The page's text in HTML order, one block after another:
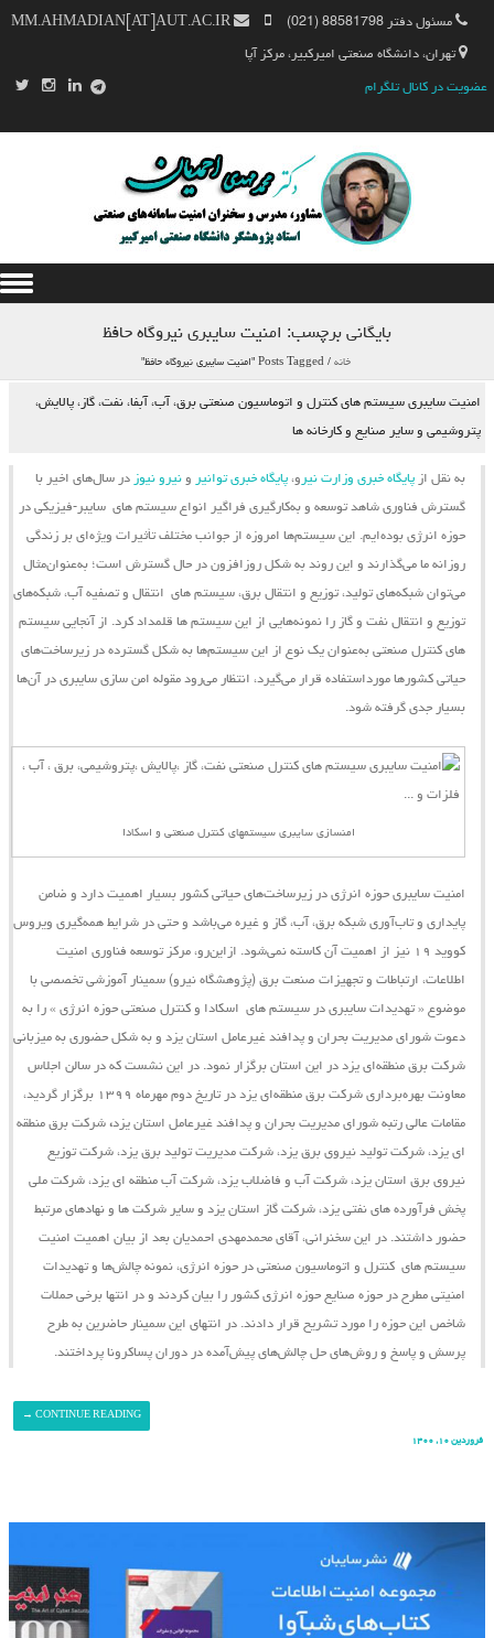
مسئول دفتر 88581798 (021)
تهران، دانشگاه صنعتی امیرکبیر، مرکز آپا
عضویت در کانال تلگرام
بایگانی برچسب: امنیت سایبری نیروگاه حافظ
خانه/ Posts Tagged "امنیت سایبری نیروگاه حافظ"
امنیت سایبری سیستم های کنترل و اتوماسیون صنعتی برق، آب، آبفا، نفت، گاز، پالایش،
پتروشیمی و سایر صنایع و کارخانه ها
به نقل از پایگاه خبری وزارت نیر و، پایگاه خبری توانیر و نیرو نیوز در سال‌های اخیر با
گسترش فناوری شاهد توسعه و به‌کارگیری فراگیر انواع سیستم ‌های سایبر-فیزیکی در
حوزه انرژی بوده‌ایم. این سیستم‌ها امروزه از جوانب مختلف تأثیرات ویژه‌ای بر زندگی
روزانه ما می‌گذارند و این روند به شکل روزافزون در حال گسترش است؛ به‌عنوان‌مثال
می‌توان شبکه‌های تولید، توزیع و انتقال برق، سیستم ‌های انتقال و تصفیه آب، شبکه‌های
توزیع و انتقال نفت و گاز را نمونه‌هایی از این سیستم ‌ها قلمداد کرد. از آنجایی سیستم
‌های کنترل صنعتی به‌عنوان یک نوع از این سیستم‌ها به شکل گسترده در زیرساخت‌های
حیاتی کشورها مورداستفاده قرار می‌گیرد، انتظار می‌رود مقوله امن‌‌ سازی سایبری در آن‌ها
بسیار جدی گرفته شود.
امنسازی سایبری سیستمهای کنترل صنعتی و اسکادا
امنیت سایبری حوزه انرژی در زیرساخت‌های حیاتی کشور بسیار اهمیت دارد و ضامن
پایداری و تاب‌آوری شبکه برق، آب، گاز و غیره می‌باشد و حتی در شرایط همه‌گیری ویروس
کووید ۱۹ نیز از اهمیت آن کاسته نمی‌شود.
ازاین‌رو، مرکز توسعه فناوری امنیت
اطلاعات، ارتباطات و تجهیزات صنعت برق (پژوهشگاه نیرو) سمینار آموزشی تخصصی با
موضوع « تهدیدات سایبری در سیستم ‌های اسکادا و کنترل صنعتی حوزه انرژی » را به
دعوت شورای مدیریت بحران و پدافند غیرعامل استان یزد و به شکل حضوری به میزبانی
شرکت برق منطقه‌ای یزد در این استان برگزار نمود. در این نشست که در سالن اجلاس
معاونت بهره‌برداری شرکت برق منطقه‌ای یزد در تاریخ دوم مهرماه ۱۳۹۹ برگزار گردید،
مقامات عالی رتبه شورای مدیریت بحران و پدافند غیرعامل استان یزد، شرکت برق منطقه
ای یزد، شرکت تولید نیروی برق یزد، شرکت مدیریت تولید برق یزد، شرکت توزیع
نیروی برق استان یزد، شرکت آب و فاضلاب یزد، شرکت آب منطقه ای یزد، شرکت ملی
پخش فرآورده های نفتی یزد، شرکت گاز استان یزد و سایر شرکت ها و نهادهای مرتبط
حضور داشتند. در این سخنرانی، آقای محمدمهدی احمدیان بعد از بیان اهمیت امنیت
سیستم ‌های کنترل و اتوماسیون صنعتی در حوزه انرژی، نمونه چالش‌ها و تهدیدات
امنیتی مطرح در حوزه صنایع حوزه انرژی کشور را بیان کردند و در انتها برخی حملات
شاخص این حوزه را مورد تشریح قرار دادند. در انتهای این سمینار حاضرین به طرح
پرسش و پاسخ و روش‌های حل چالش‌های پیش‌آمده در دوران پساکرونا پرداختند.
CONTINUE READING
→
فروردین ۱۰, ۱۴۰۰